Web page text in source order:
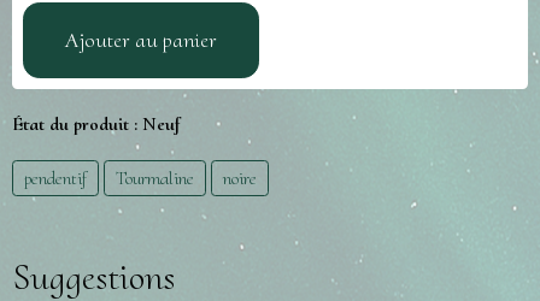
Ajouter au panier
État du produit : Neuf
pendentif Tourmaline noire
Suggestions